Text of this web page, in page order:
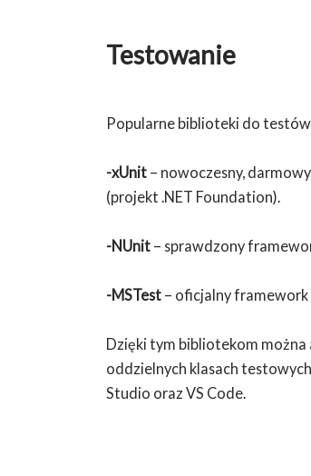
Testowanie
Popularne biblioteki do
-xUnit – nowoczesny,
(projekt .NET Foundation).
-NUnit – sprawdzony
-MSTest – oficjalny
Dzięki tym bibliotekom
oddzielnych klasach
Studio oraz VS Code.